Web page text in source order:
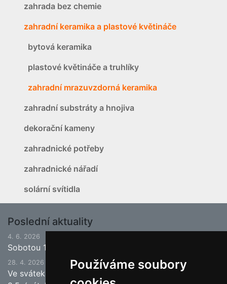
Používáme soubory
zahrada bez chemie
zahradní keramika a plastové květináče
bytová keramika
plastové květináče a truhlíky
zahradní mrazuvzdorná keramika
zahradní substráty a hnojiva
dekorační kameny
zahradnické potřeby
zahradnické nářadí
solární svítidla
Poslední aktuality
4. 6. 2026
Sobotou 13.6.2026 bude ukončena jarní sezona.
28. 4. 2026
Ve svátek 1.5. (pátek) bude naše prodejna zavřena a